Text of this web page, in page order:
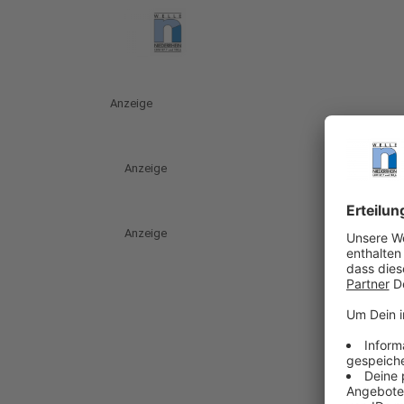
Anzeige
Anzeige
Anzeige